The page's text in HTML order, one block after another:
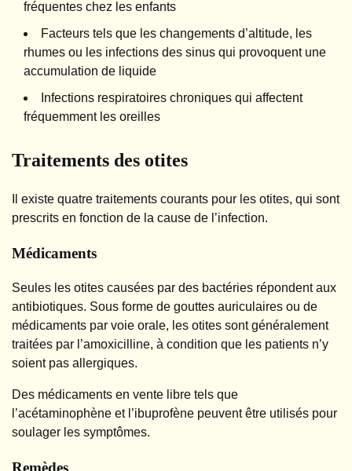
fréquentes chez les enfants
Facteurs tels que les changements d’altitude, les
rhumes ou les infections des sinus qui provoquent une
accumulation de liquide
Infections respiratoires chroniques qui affectent
fréquemment les oreilles
Traitements des otites
Il existe quatre traitements courants pour les otites, qui sont
prescrits en fonction de la cause de l’infection.
Médicaments
Seules les otites causées par des bactéries répondent aux
antibiotiques. Sous forme de gouttes auriculaires ou de
médicaments par voie orale, les otites sont généralement
traitées par l’amoxicilline, à condition que les patients n’y
soient pas allergiques.
Des médicaments en vente libre tels que
l’acétaminophène et l’ibuprofène peuvent être utilisés pour
soulager les symptômes.
Remèdes